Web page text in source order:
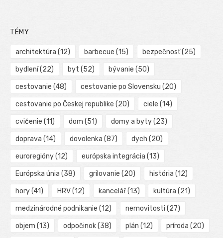
TÉMY
architektúra (12) barbecue (15) bezpečnosť(25)
bydlení(22) byt (52) bývanie (50)
cestovanie (48) cestovanie po Slovensku (20)
cestovanie po Českej republike (20) ciele (14)
cvičenie (11) dom (51) domy a byty(23)
doprava (14) dovolenka (87) dych (20)
euroregióny(12) európska integrácia (13)
Európska únia (38) grilovanie (20) história (12)
hory(41) HRV(12) kancelář(13) kultúra (21)
medzinárodné podnikanie (12) nemovitosti (27)
objem (13) odpočinok(38) plán (12) príroda (20)